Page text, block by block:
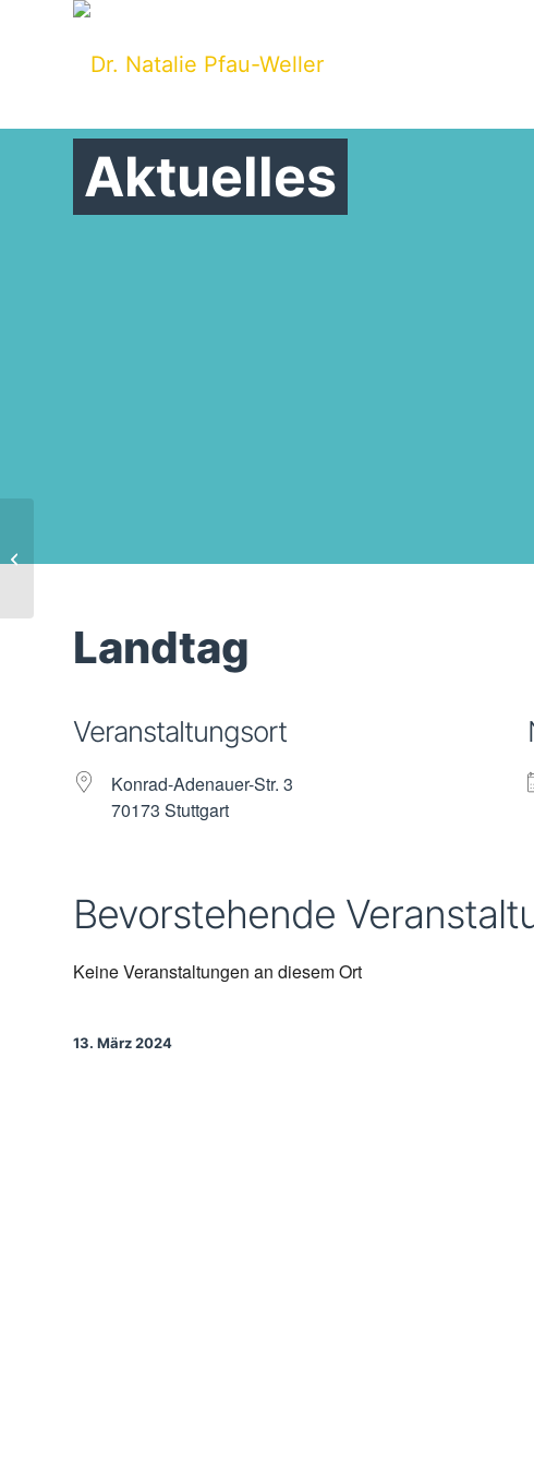
Aktuelles
Landtag
Veranstaltungsort
Konrad-Adenauer-Str. 3
70173 Stuttgart
Bevorstehende
Keine Veranstaltungen an diesem Ort
13. März 2024